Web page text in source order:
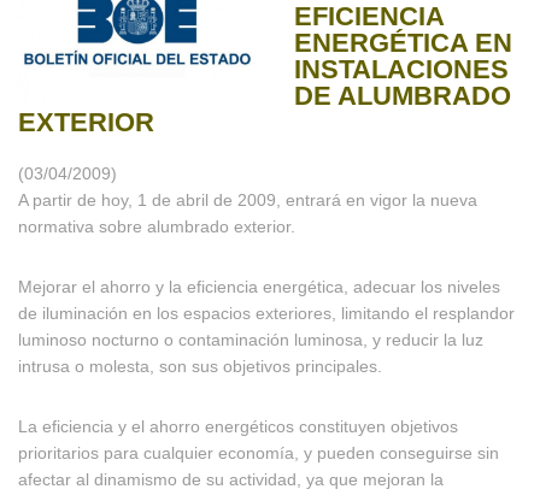
EFICIENCIA
ENERGÉTICA EN
INSTALACIONES
DE ALUMBRADO
EXTERIOR
(03/04/2009)
A partir de hoy, 1 de abril de 2009, entrará en vigor la nueva
normativa sobre alumbrado exterior.
Mejorar el ahorro y la eficiencia energética, adecuar los niveles
de iluminación en los espacios exteriores, limitando el resplandor
luminoso nocturno o contaminación luminosa, y reducir la luz
intrusa o molesta, son sus objetivos principales.
La eficiencia y el ahorro energéticos constituyen objetivos
prioritarios para cualquier economía, y pueden conseguirse sin
afectar al dinamismo de su actividad, ya que mejoran la